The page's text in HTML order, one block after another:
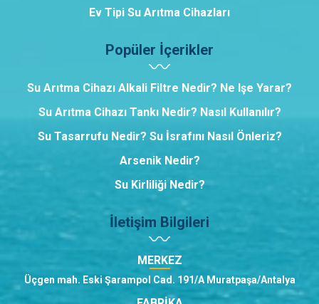
Ev Tipi Su Arıtma Cihazları
Popüler İçerikler
Su Arıtma Cihazı Alkali Filtre Nedir? Ne Işe Yarar?
Su Arıtma Cihazı Tankı Nedir? Nasıl Kullanılır?
Su Tasarrufu Nedir? Su İsrafını Nasıl Önleriz?
Arsenik Nedir?
Su Kirliliği Nedir?
İletişim Bilgileri
MERKEZ
Üçgen mah. Eski Şarampol Cad. 191/A Muratpaşa/Antalya